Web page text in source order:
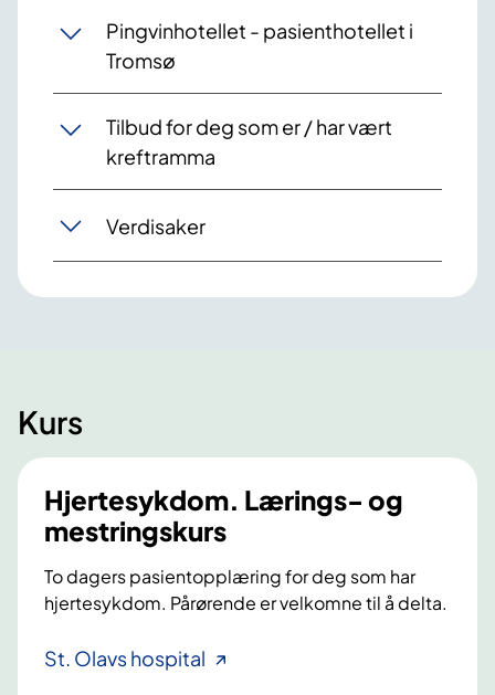
Pingvinhotellet - pasienthotellet i
Tromsø
Tilbud for deg som er / har vært
kreftramma
Verdisaker
Kurs
Hjertesykdom. Lærings- og
mestringskurs
To dagers pasientopplæring for deg som har
hjertesykdom. Pårørende er velkomne til å delta.
St. Olavs hospital H